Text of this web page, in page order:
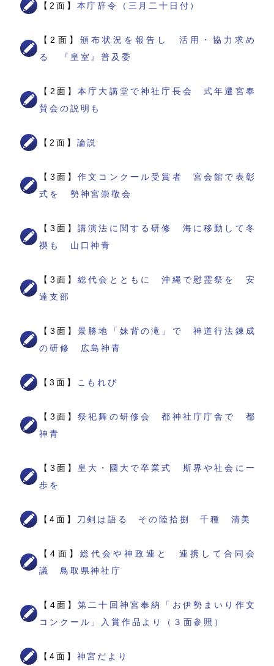
【2面】 本庁辞令（三月二十日付）
【2面】 頒布状況を報告し 活用・協力求め
る 『皇室』普及委
【2面】本庁大講堂で神社庁長会 式年遷宮奉
賛会の説明も
【2面】 論説
【3面】作文コンクール受賞者 宮会館で表彰
式を 勢神宮崇敬会
【3面】講演法に関する研修 海に移動して冬
禊も 山口神青
【3面】総代会とともに 沖縄で慰霊祭を 安
達支部
【3面】景勝地「妹背の滝」で 神道行法錬成
の研修 広島神青
【3面】 こもれび
【3面】祭祀舞の研修会 都神社庁庁舎で 都
神青
【3面】 皇大・國大で卒業式 斯界や社会に一
歩を
【4面】 刀剣は語る その陸拾捌 千種 清美
【4面】 総代会や神政連と 連携して合同会
議 鳥取県神社庁
【4面】第二十回神宮奉納「お伊勢まいり作文
コンクール」入賞作品より（３面参照）
【4面】 神宮だより